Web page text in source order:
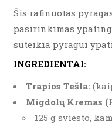
Šis rafinuotas
pasirinkimas
suteikia pyragui
INGREDIENTAI:
Trapios Tešla:
Migdolų Kremas
125 g sviesto,